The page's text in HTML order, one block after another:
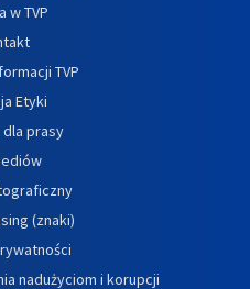
w TVP
TVP
Etyki
prasy
(znaki)
nadużyciom i korupcji